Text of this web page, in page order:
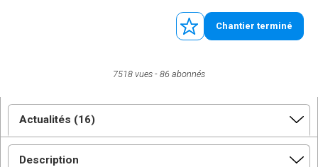
Chantier terminé
7518 vues 86 abonnés
Actualités (16)
Description